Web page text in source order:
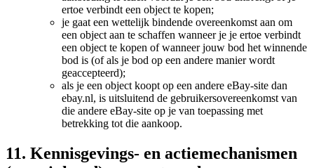
ertoe verbindt een object te kopen;
je gaat een wettelijk bindende overeenkomst aan om
een object aan te schaffen wanneer je je ertoe verbindt
een object te kopen of wanneer jouw bod het winnende
bod is (of als je bod op een andere manier wordt
geaccepteerd);
als je een object koopt op een andere eBay-site dan
ebay.nl, is uitsluitend de gebruikersovereenkomst van
die andere eBay-site op je van toepassing met
betrekking tot die aankoop.
11. Kennisgevings- en actiemechanismen